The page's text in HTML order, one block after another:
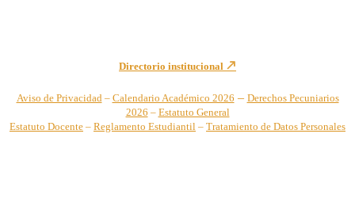
Directorio institucional
Aviso de Privacidad – Calendario Académico 2026 – Derechos Pecuniarios
2026 – Estatuto General
Estatuto Docente – Reglamento Estudiantil – Tratamiento de Datos Personales